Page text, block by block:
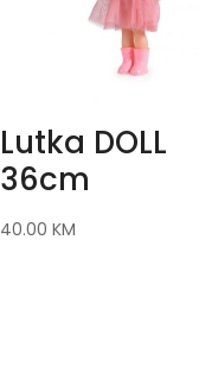
Lutka DOLL
36cm
40.00 KM